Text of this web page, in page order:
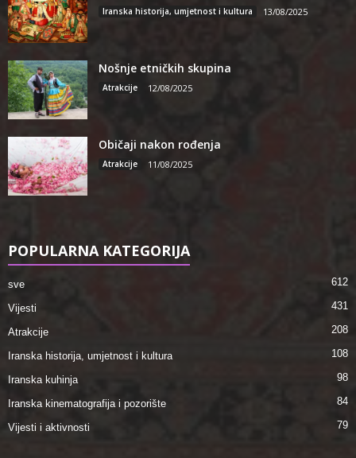
Iranska historija, umjetnost i kultura 13/08/2025
Nošnje etničkih skupina
Atrakcije 12/08/2025
Običaji nakon rođenja
Atrakcije 11/08/2025
POPULARNA KATEGORIJA
sve 612
Vijesti 431
Atrakcije 208
Iranska historija, umjetnost i kultura 108
Iranska kuhinja 98
Iranska kinematografija i pozorište 84
Vijesti i aktivnosti 79